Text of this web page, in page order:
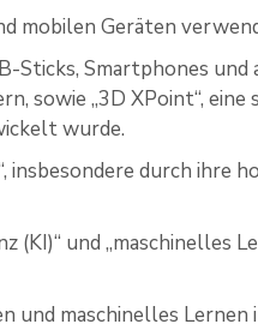
mobilen Geräten
Sticks, Smartphones und
sowie „3D XPoint“, eine
wurde.
insbesondere durch ihre
und „maschinelles
und maschinelles Lernen